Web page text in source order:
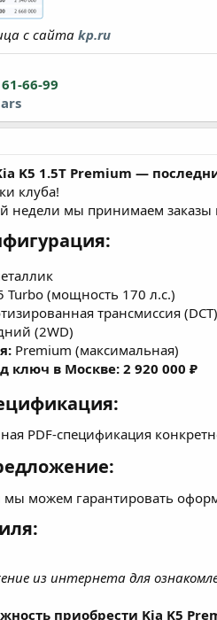
с сайтаkp.ru
66-99
K5 1.5T Premium —
клуба!
недели мы принимаем заказы
Turbo (мощность 170 л.с.)
трансмиссия (DCT)
(2WD)
Premium (максимальная)
ключ в Москве: 2 920 000 ₽
PDF-спецификация
мы можем гарантировать
из интернета для
приобрести Kia K5